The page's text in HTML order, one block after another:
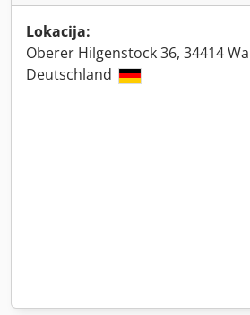
Lokacija:
Oberer Hilgenstock 36, 34414
Deutschland